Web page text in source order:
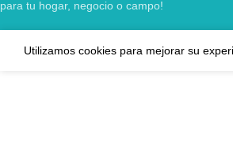
para tu hogar, negocio o campo!
Utilizamos cookies para mejorar su